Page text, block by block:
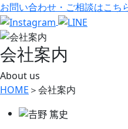
お問い合わせ・ご相談はこち
会社案内
About us
HOME ＞会社案内